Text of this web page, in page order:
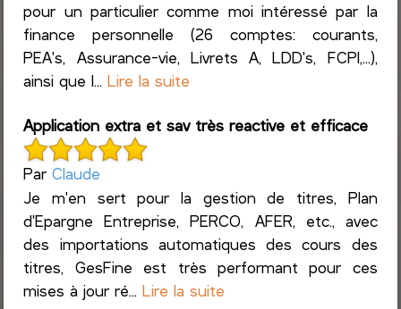
pour un particulier comme moi intéressé par la
finance personnelle (26 comptes: courants,
PEA's, Assurance-vie, Livrets A, LDD's, FCPI,...),
ainsi que l...Lire la suite
Application extra et sav très reactive et efficace
ParClaude
Je m'en sert pour la gestion de titres, Plan
d'Epargne Entreprise, PERCO, AFER, etc., avec
des importations automatiques des cours des
titres, GesFine est très performant pour ces
mises à jour ré...Lire la suite